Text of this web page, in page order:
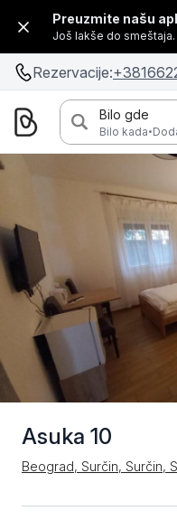
Preuzmite našu
Još lakše do smeštaja.
Rezervacije:
Bilo gde
Bilo kada·
Asuka 10
Beograd, Surčin, Surčin,